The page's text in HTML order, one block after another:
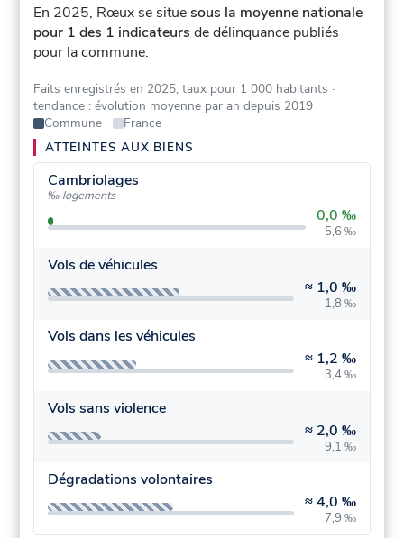
En 2025, Rœux se situesous la moyenne nationale
pour 1 des 1 indicateurs de délinquance publiés
pour la commune.
Faits enregistrés en 2025, taux pour 1 000 habitants ·
tendance : évolution moyenne par an depuis 2019
Commune
France
ATTEINTES AUX BIENS
Cambriolages
‰ logements
0,0 ‰
5,6 ‰
Vols de véhicules
≈ 1,0 ‰
1,8 ‰
Vols dans les véhicules
≈ 1,2 ‰
3,4 ‰
Vols sans violence
≈ 2,0 ‰
9,1 ‰
Dégradations volontaires
≈4,0 ‰
7,9 ‰